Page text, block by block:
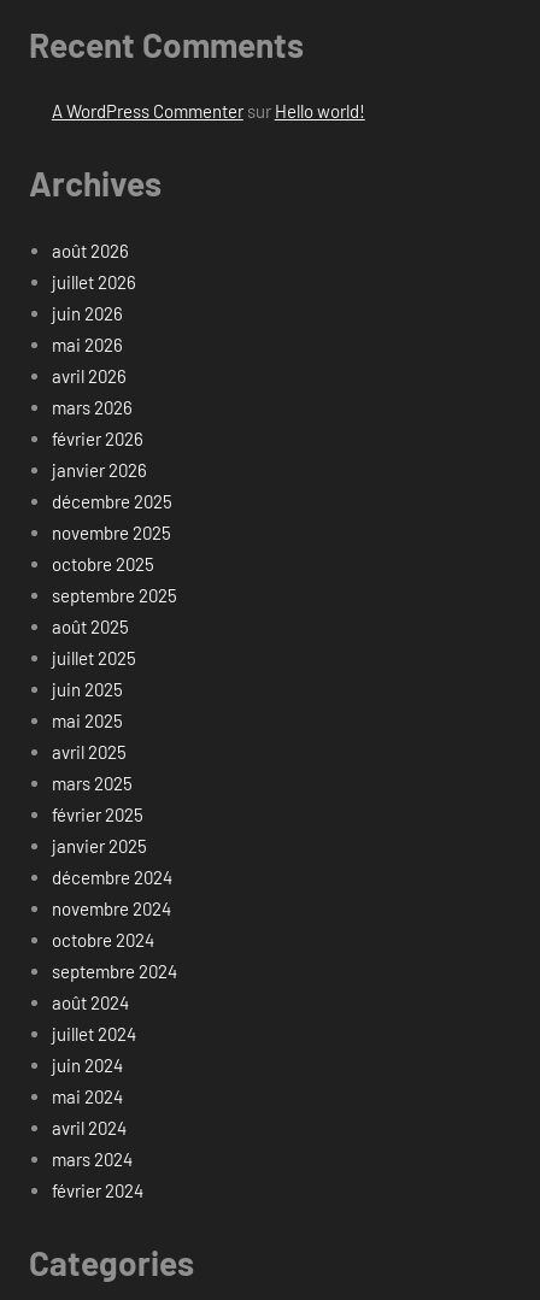
Recent Comments
A WordPress Commentersur Hello world!
Archives
août 2026
juillet 2026
juin 2026
mai 2026
avril 2026
mars 2026
février 2026
janvier 2026
décembre 2025
novembre 2025
octobre 2025
septembre 2025
août 2025
juillet 2025
juin 2025
mai 2025
avril 2025
mars 2025
février 2025
janvier 2025
décembre 2024
novembre 2024
octobre 2024
septembre 2024
août 2024
juillet 2024
juin 2024
mai 2024
avril 2024
mars 2024
février 2024
Categories